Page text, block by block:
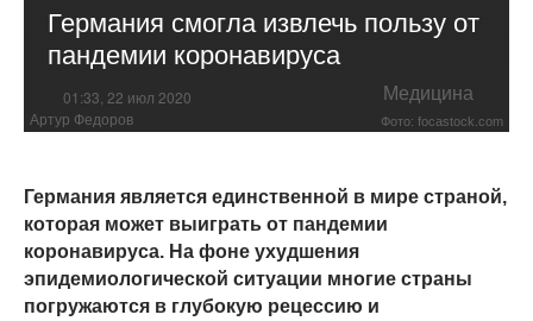
Германия смогла извлечь пользу от
пандемии коронавируса
01:33, 22 июл 2020 Медицина
Артур Федоров Фото: focastock.com
Германия является единственной в мире страной,
которая может выиграть от пандемии
коронавируса. На фоне ухудшения
эпидемиологической ситуации многие страны
погружаются в глубокую рецессию и